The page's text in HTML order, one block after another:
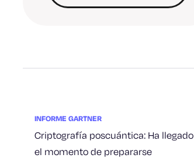
INFORME GARTNER
Criptografía poscuántica: Ha llegado
el momento de prepararse